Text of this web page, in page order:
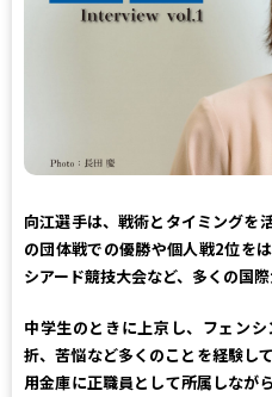
向江選手は、戦術とタイミングを
の団体戦での優勝や個人戦2位を
シアード競技大会など、多くの国
中学生のときに上京し、フェン
折、苦悩など多くのことを経験し
用金庫に正職員として所属しなが